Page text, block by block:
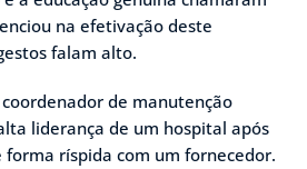
na efetivação deste
falam alto.
de manutenção
liderança de um hospital após
ríspida com um fornecedor.